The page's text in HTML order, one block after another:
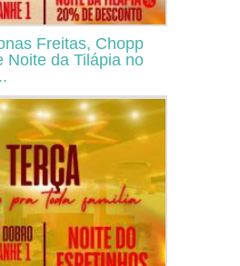
Freitas, Chopp
Noite da Tilápia no